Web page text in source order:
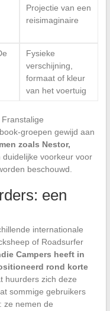
Projectie van een
reisimaginaire
Fysieke
verschijning,
formaat of kleur
van het voertuig
groepen gewijd aan
zoals Nestor,
duidelijke voorkeur voor
beschouwd.
een
internationale
of Roadsurfer
Campers heeft in
rond korte
huurders zich deze
sommige gebruikers
ze nemen de